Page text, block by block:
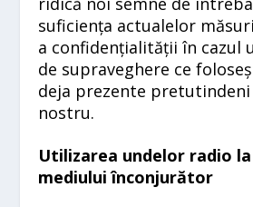
suficiența actualelor
a confidențialității în cazul
de supraveghere ce
deja prezente
nostru.
Utilizarea undelor radio
mediului înconjurător